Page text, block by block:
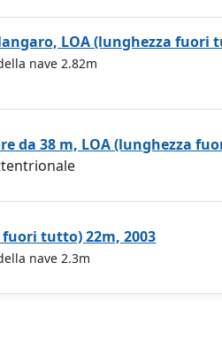
LOA (lunghezza fuori
nave 2.82m
da 38 m, LOA (lunghezza
tutto) 22m, 2003
nave 2.3m